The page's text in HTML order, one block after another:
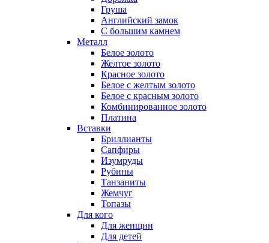
Груша
Английский замок
С большим камнем
Металл
Белое золото
Желтое золото
Красное золото
Белое с желтым золото
Белое с красным золото
Комбинированное золото
Платина
Вставки
Бриллианты
Сапфиры
Изумруды
Рубины
Танзаниты
Жемчуг
Топазы
Для кого
Для женщин
Для детей